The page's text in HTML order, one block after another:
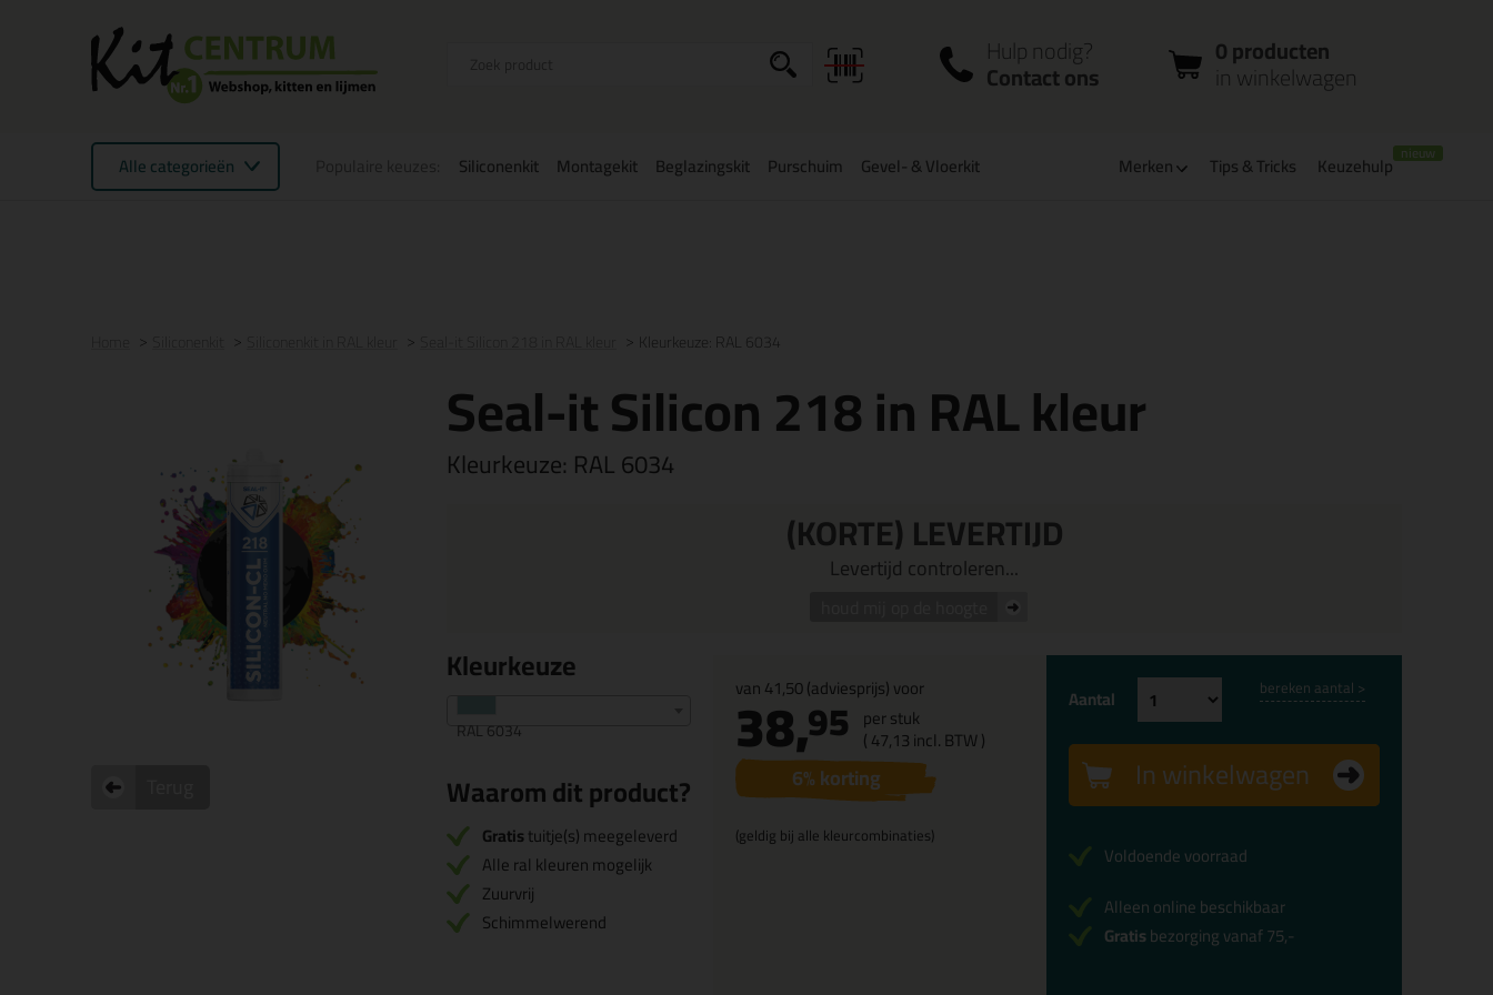
in winkelwagen
account
Hulp nodig?
Contact ons
0 producten
in winkelwagen
Alle categorieën Siliconenkit Montagekit Beglazingskit Purschuim Gevel- & Vloerkit Merken Tips & Tricks Keuzehulp
Kleurkeuze: RAL 6034
Seal-it Silicon 218 in RAL kleur
Kleurkeuze: RAL 6034
(KORTE) LEVERTIJD
Levertijd controleren...
Kleurkeuze
RAL 6034
Waarom dit product?
Gratistuitje(s) meegeleverd
Alle ral kleuren mogelijk
Zuurvrij
Schimmelwerend
van41,50(adviesprijs) voor
38,95 per stuk
(47,13incl. BTW )
6% korting
(geldig bij alle kleurcombinaties)
Aantal bereken aantal >
In winkelwagen
Voldoende voorraad
Alleen online beschikbaar
Gratisbezorging vanaf 75,-